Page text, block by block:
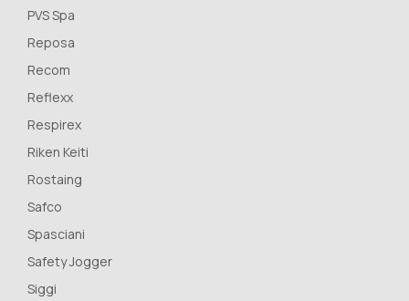
PVS Spa
Reposa
Recom
Reflexx
Respirex
Riken Keiti
Rostaing
Safco
Spasciani
Safety Jogger
Siggi